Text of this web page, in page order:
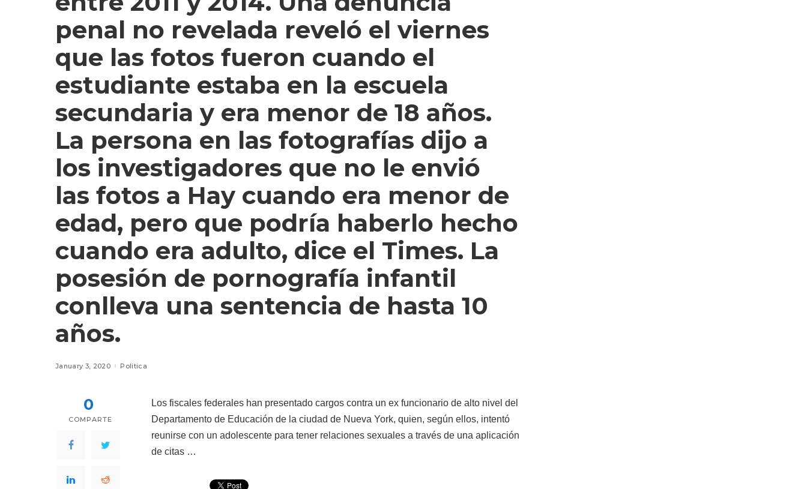
penal no revelada reveló el viernes
que las fotos fueron cuando el
estudiante estaba en la escuela
secundaria y era menor de 18 años.
La persona en las fotografías dijo a
los investigadores que no le envió
las fotos a Hay cuando era menor de
edad, pero que podría haberlo hecho
cuando era adulto, dice el Times. La
posesión de pornografía infantil
conlleva una sentencia de hasta 10
años.
January 3, 2020 Politica
0
COMPARTE
Los fiscales federales han presentado cargos contra un ex funcionario de alto nivel del
Departamento de Educación de la ciudad de Nueva York, quien, según ellos, intentó
reunirse con un adolescente para tener relaciones sexuales a través de una aplicación
de citas …